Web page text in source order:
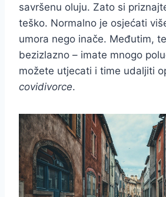
savršenu oluju. Zato si
teško. Normalno je osjećati
umora nego inače. Međutim,
bezizlazno – imate mnogo
možete utjecati i time udaljiti
covidivorce.